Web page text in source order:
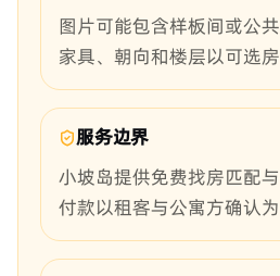
图片可能包含样板间或公
家具、朝向和楼层以可选房
服务边界
小坡岛提供免费找房匹配
付款以租客与公寓方确认为